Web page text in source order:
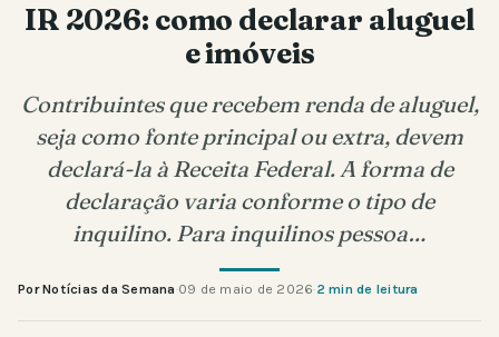
IR 2026: como declarar aluguel
e imóveis
Contribuintes que recebem renda de aluguel,
seja como fonte principal ou extra, devem
declará-la à Receita Federal. A forma de
declaração varia conforme o tipo de
inquilino. Para inquilinos pessoa…
Por Notícias da Semana·09 de maio de 2026·2 min de leitura